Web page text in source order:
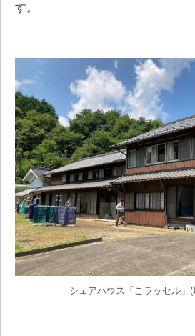
す。
シェアハウス「こラッセル」